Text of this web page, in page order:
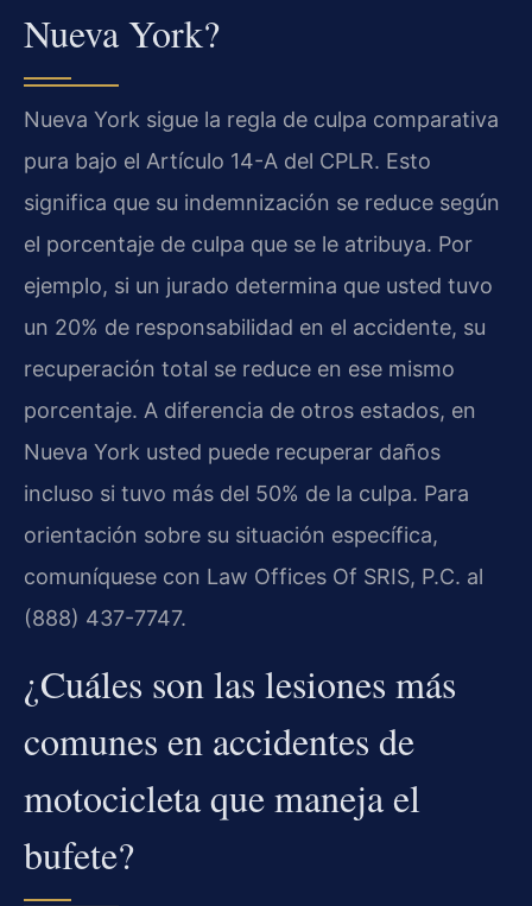
Nueva York?
Nueva York sigue la regla de culpa comparativa
pura bajo el Artículo 14-A del CPLR. Esto
significa que su indemnización se reduce según
el porcentaje de culpa que se le atribuya. Por
ejemplo, si un jurado determina que usted tuvo
un 20% de responsabilidad en el accidente, su
recuperación total se reduce en ese mismo
porcentaje. A diferencia de otros estados, en
Nueva York usted puede recuperar daños
incluso si tuvo más del 50% de la culpa. Para
orientación sobre su situación específica,
comuníquese con Law Offices Of SRIS, P.C. al
(888) 437-7747.
¿Cuáles son las lesiones más
comunes en accidentes de
motocicleta que maneja el
bufete?